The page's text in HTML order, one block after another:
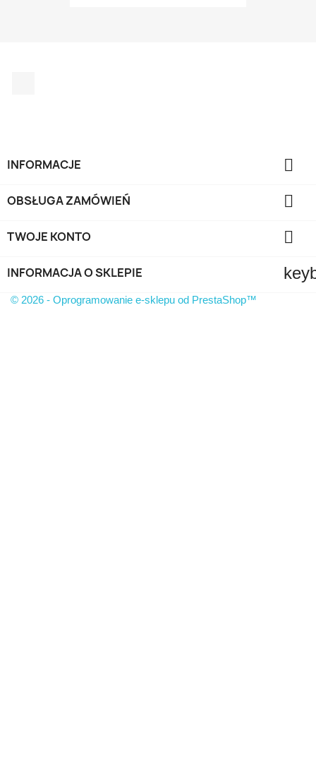
INFORMACJE 
OBSŁUGA ZAMÓWIEŃ 
TWOJE KONTO 
INFORMACJA O SKLEPIE
© 2026 - Oprogramowanie e-sklepu od PrestaShop™